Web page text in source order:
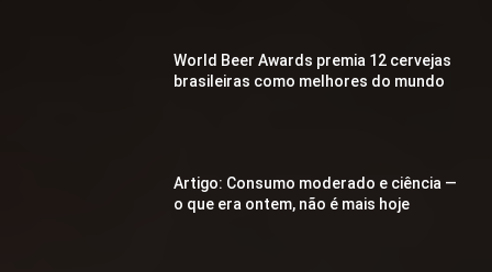
World Beer Awards premia 12 cervejas
brasileiras como melhores do mundo
Artigo: Consumo moderado e ciência —
o que era ontem, não é mais hoje